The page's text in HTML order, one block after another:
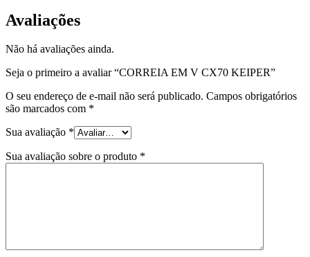
Avaliações
Não há avaliações ainda.
Seja o primeiro a avaliar “CORREIA EM V CX70 KEIPER”
O seu endereço de e-mail não será publicado. Campos obrigatórios
são marcados com *
Sua avaliação *
Sua avaliação sobre o produto *